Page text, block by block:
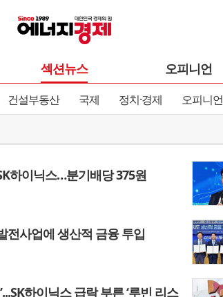
섹션뉴스 오피니언
건설부동산 국제 정치·경제 오피니언
하이닉스…분기배당 375원
전사업에 생산적 금융 투입
하이닉스 급락 부른 ‘루빈 리스